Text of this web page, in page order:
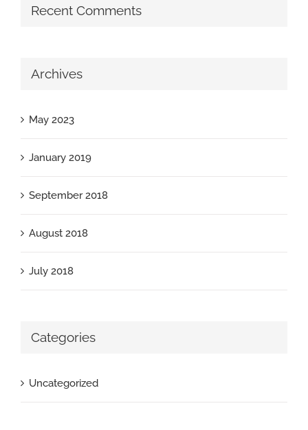
Recent Comments
Archives
May 2023
January 2019
September 2018
August 2018
July 2018
Categories
Uncategorized